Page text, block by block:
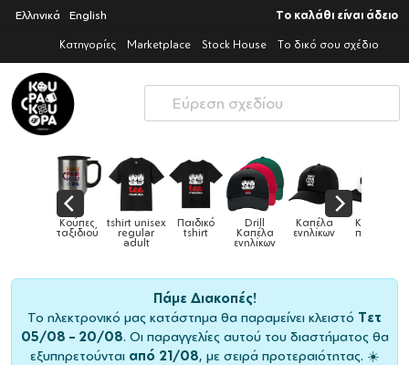
Ελληνικά English Το καλάθι είναι άδειο
Κατηγορίες Marketplace Stock House Το δικό σου σχέδιο
Παιδικό
tshirt
Drill
Καπέλα
ενηλίκων
Καπέλα
ενηλίκων
Καπέλα
παιδικά Κούπες Κούπες
ειδικές
Πάμε Διακοπές!
Το ηλεκτρονικό μας κατάστημα θα παραμείνει κλειστό Τετ
05/08 – 20/08. Οι παραγγελίες αυτού του διαστήματος θα
εξυπηρετούνται από 21/08, με σειρά προτεραιότητας. ☀️